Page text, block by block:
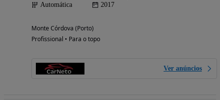
Automática
2017
Monte Córdova (Porto)
Profissional • Para o topo
Ver anúncios